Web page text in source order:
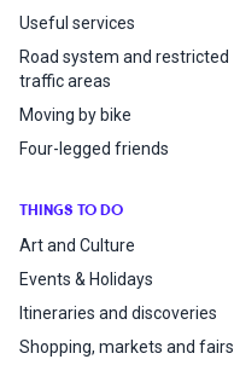
Useful services
Road system and restricted
traffic areas
Moving by bike
Four-legged friends
THINGS TO DO
Art and Culture
Events & Holidays
Itineraries and discoveries
Shopping, markets and fairs